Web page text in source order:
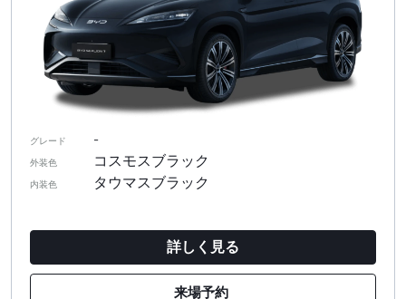
グレード -
外装色 コスモスブラック
内装色 タウマスブラック
詳しく見る
来場予約